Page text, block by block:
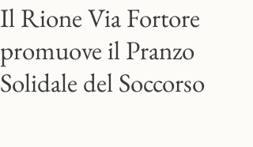
Il Rione Via Fortore
promuove il Pranzo
Solidale del Soccorso